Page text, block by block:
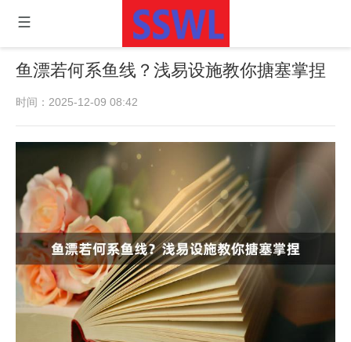
鱼漂若何系鱼线？浅易设施教你搪塞掌捏
时间：2025-12-09 08:42